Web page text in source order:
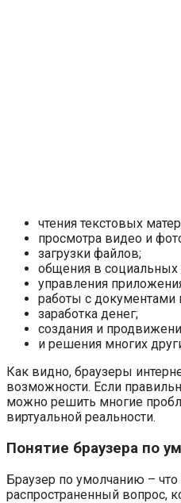
чтения текстовых
просмотра видео и
загрузки файлов;
общения в социальных
управления
работы с
заработка денег;
создания и
и решения многих
Как видно, браузеры
возможности. Если
можно решить многие
виртуальной реальности.
Понятие браузера по
Браузер по умолчанию –
распространенный вопрос,